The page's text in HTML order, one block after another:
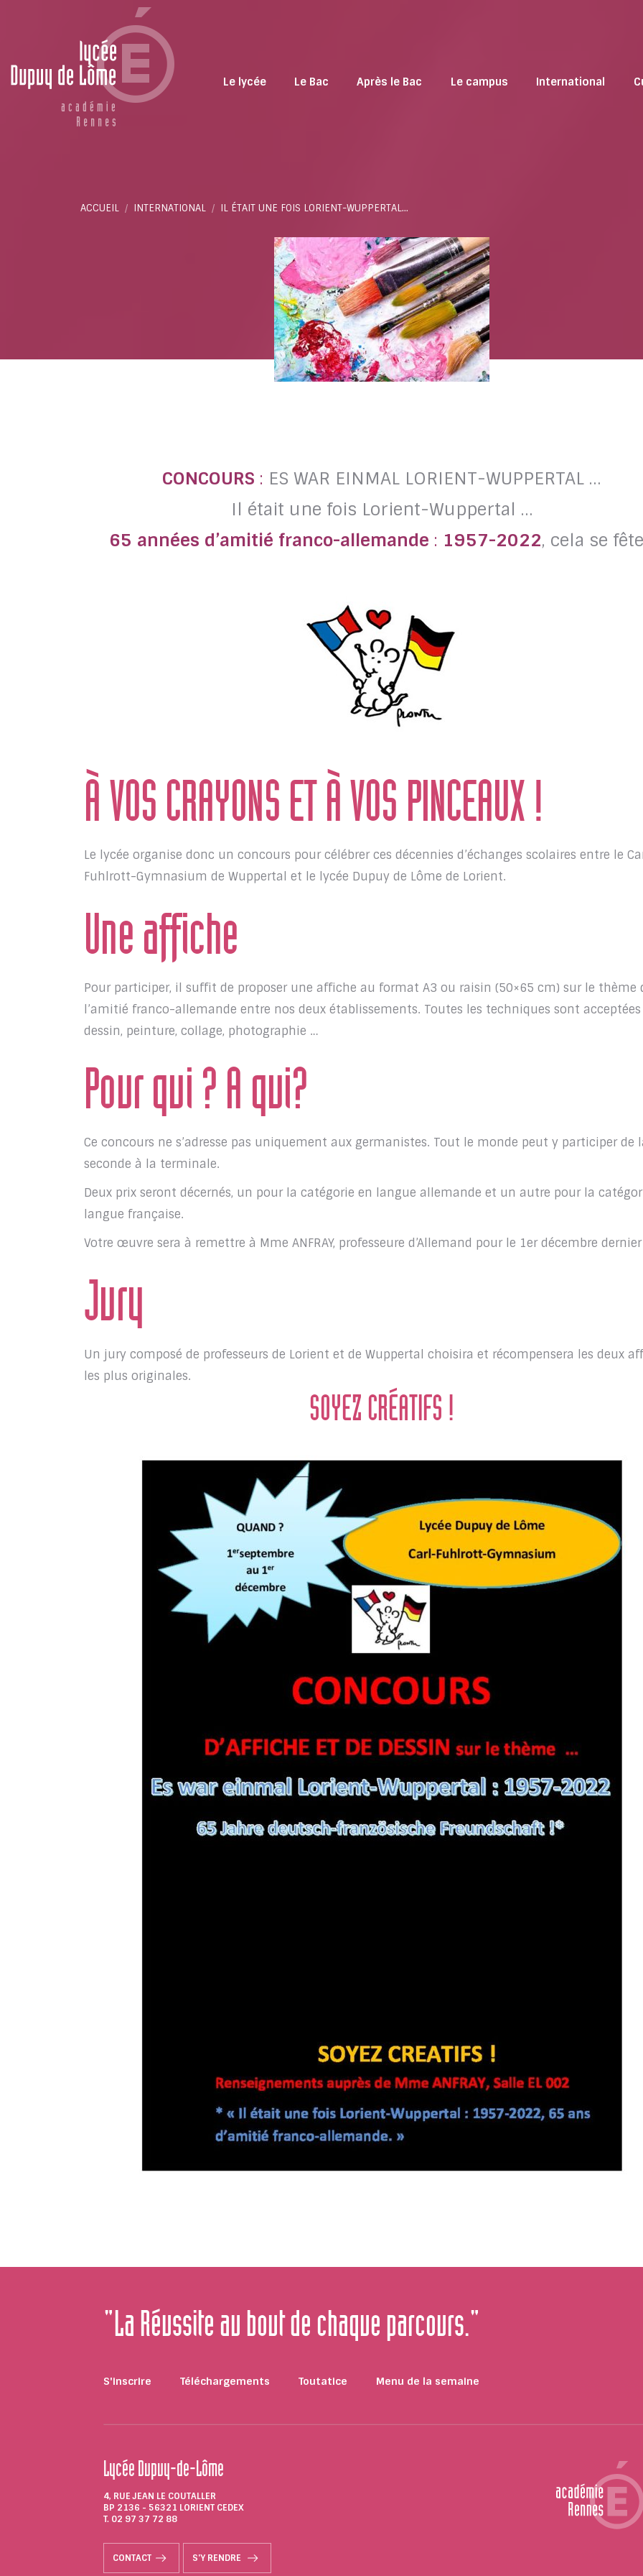
Le lycée Le Bac Après le Bac Le campus International
Vous êtes ici :
ACCUEIL INTERNATIONAL IL ÉTAIT UNE FOIS LORIENT-WUPPERTAL…
CONCOURS : ES WAR EINMAL LORIENT-WUPPERTAL …
Il était une fois Lorient-Wuppertal …
65 années d’amitié franco-allemande : 1957-2022, cela se
À VOS CRAYONS ET À VOS PINCEAUX !
Le lycée organise donc un concours pour célébrer ces décennies d’échanges scolaires entre le
Fuhlrott-Gymnasium de Wuppertal et le lycée Dupuy de Lôme de Lorient.
Une affiche
Pour participer, il suffit de proposer une affiche au format A3 ou raisin (50×65 cm) sur le thème
l’amitié franco-allemande entre nos deux établissements. Toutes les techniques sont acceptées
dessin, peinture, collage, photographie …
Pour qui ? A qui?
Ce concours ne s’adresse pas uniquement aux germanistes. Tout le monde peut y participer de
seconde à la terminale.
Deux prix seront décernés, un pour la catégorie en langue allemande et un autre pour la
langue française.
Votre œuvre sera à remettre à Mme ANFRAY, professeure d’Allemand pour le 1er décembre
Jury
Un jury composé de professeurs de Lorient et de Wuppertal choisira et récompensera les deux
les plus originales.
SOYEZ CRÉATIFS !
"La Réussite au bout de chaque parcours."
S'inscrire Téléchargements Toutatice Menu de la semaine
Lycée Dupuy-de-Lôme
4, RUE JEAN LE COUTALLER
BP 2136 - 56321 LORIENT CEDEX
T. 02 97 37 72 88
CONTACT S'Y RENDRE